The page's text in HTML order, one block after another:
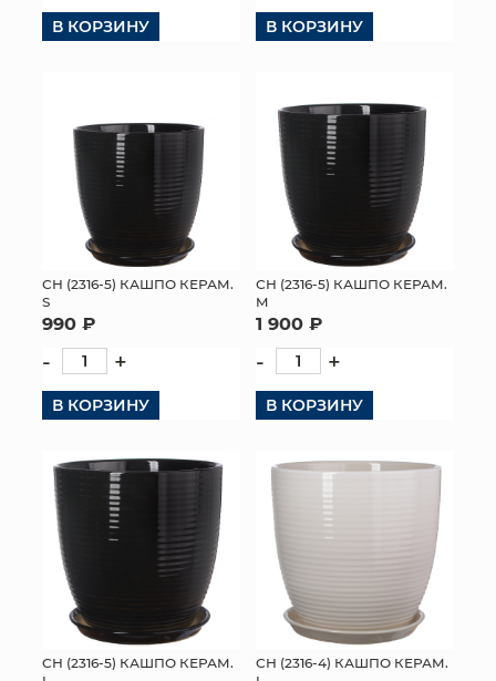
В КОРЗИНУ В КОРЗИНУ
СН (2316-5) КАШПО КЕРАМ.
S
990 ₽
- +
В КОРЗИНУ
СН (2316-5) КАШПО КЕРАМ.
M
1 900 ₽
- +
В КОРЗИНУ
СН (2316-5) КАШПО КЕРАМ.
СН (2316-4) КАШПО КЕРАМ.